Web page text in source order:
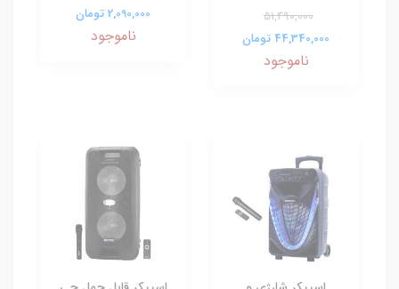
51,490,000
44,340,000 تومان
ناموجود
2,090,000 تومان
ناموجود